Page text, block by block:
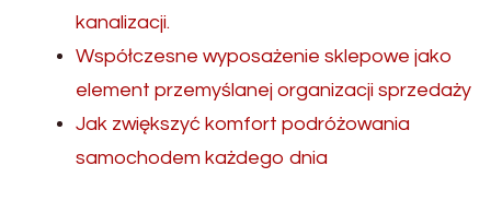
kanalizacji.
Współczesne wyposażenie sklepowe jako
element przemyślanej organizacji sprzedaży
Jak zwiększyć komfort podróżowania
samochodem każdego dnia